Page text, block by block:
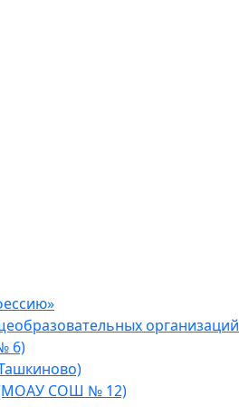
организаций
6)
(МОАУ СОШ № 12)